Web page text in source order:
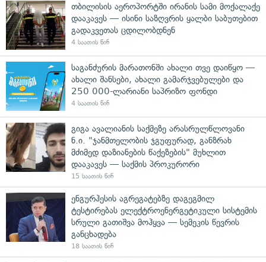
თბილისის აეროპორტში ირანის სამი მოქალაქე
დააკავეს — ისინი საზღვრის ყალბი საბუთებით
გადაკვეთას ცდილობდნენ
4 საათის წინ
საგანძურის მარათონში ახალი თვე დაიწყო —
ახალი შანსები, ახალი გამარჯვებულები და
250 000-ლარიანი საპრიზო ფონდი
4 საათის წინ
გიგა ავალიანის საქმეზე არასრულწლოვანი
ნ.ი. "ჯანმთელობის ჯგუფურად, განზრახ
მძიმედ დაზიანების წაქეზების" მუხლით
დააკავეს — საქმის პროკურორი
15 საათის წინ
ენგურჰესის აგრეგატებზე დაგეგმილ
ტესტირებას ელექტროენერგეტიკული სისტემის
სრული გათიშვა მოჰყვა — სემეკის წევრის
განცხადება
18 საათის წინ